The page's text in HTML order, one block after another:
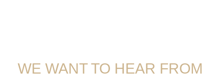
WE WANT TO HEAR FROM